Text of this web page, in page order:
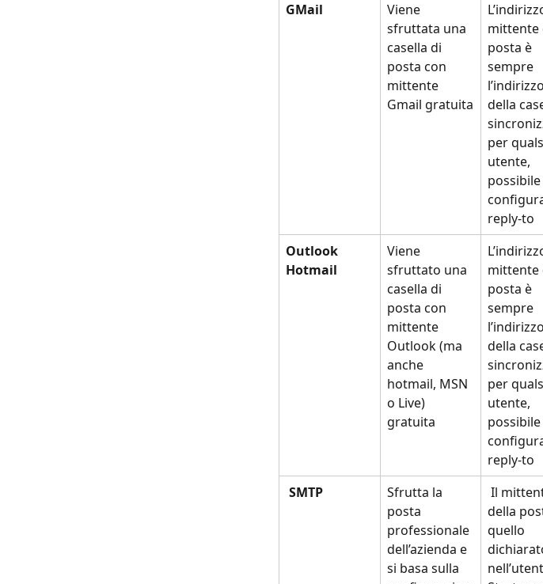
GMail
Viene
sfruttata una
casella di
posta con
mittente
Gmail gratuita
mittente
posta è
sempre
l’indirizzo
della
per
utente,
possibile
reply-to
Outlook
Hotmail
Viene
sfruttato una
casella di
posta con
mittente
Outlook (ma
anche
hotmail, MSN
o Live)
gratuita
mittente
posta è
sempre
l’indirizzo
della
per
utente,
possibile
reply-to
SMTP
Sfrutta la
posta
professionale
dell’azienda e
si basa sulla
della
quello